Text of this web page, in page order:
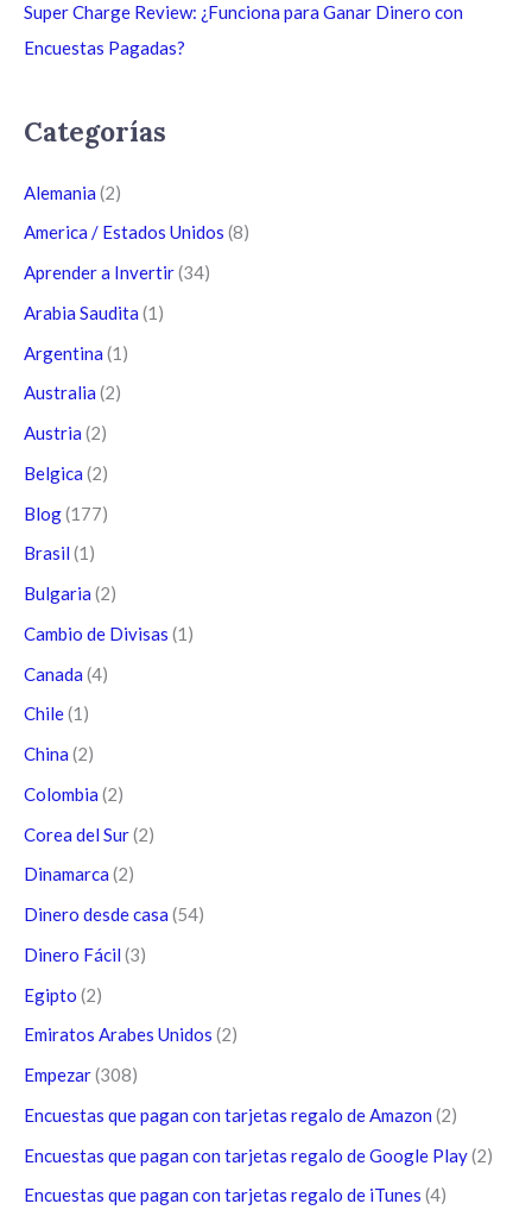
Super Charge Review: ¿Funciona para Ganar Dinero con
Encuestas Pagadas?
Categorías
Alemania (2)
America / Estados Unidos (8)
Aprender a Invertir(34)
Arabia Saudita (1)
Argentina (1)
Australia (2)
Austria (2)
Belgica (2)
Blog(177)
Brasil (1)
Bulgaria (2)
Cambio de Divisas (1)
Canada (4)
Chile(1)
China (2)
Colombia (2)
Corea del Sur(2)
Dinamarca (2)
Dinero desde casa (54)
Dinero Fácil (3)
Egipto (2)
Emiratos Arabes Unidos (2)
Empezar(308)
Encuestas que pagan con tarjetas regalo de Amazon (2)
Encuestas que pagan con tarjetas regalo de Google Play(2)
Encuestas que pagan con tarjetas regalo de iTunes (4)